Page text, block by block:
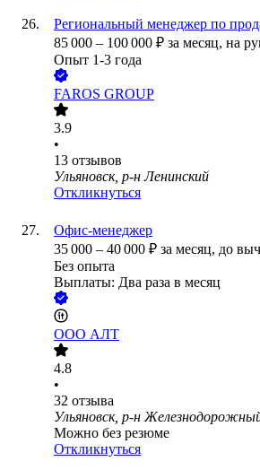
Региональный менеджер по
85 000 – 100 000 ₽ за месяц, на
Опыт 1-3 года
FAROS GROUP
3.9
•
13 отзывов
Ульяновск, р-н Ленинский
Откликнуться
Офис-менеджер
35 000 – 40 000 ₽ за месяц, до
Без опыта
Выплаты: Два раза в месяц
ООО АЛТ
4.8
•
32 отзыва
Ульяновск, р-н
Можно без резюме
Откликнуться